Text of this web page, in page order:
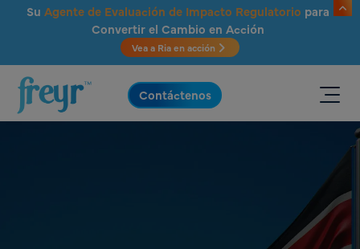
Saltar al contenido principal
Su Agente de Evaluación de Impacto Regulatorio para
Convertir el Cambio en Acción
Vea a Ria en acción
.
Contáctenos